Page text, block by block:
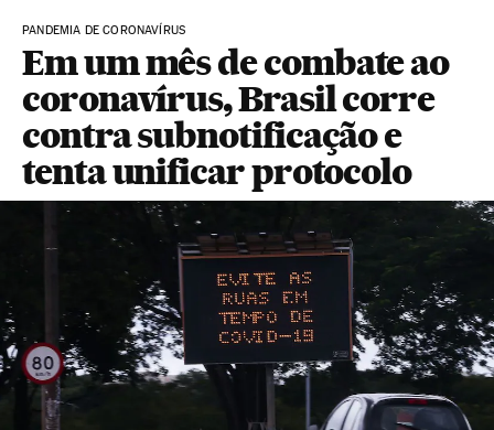
PANDEMIA DE CORONAVÍRUS
Em um mês de combate ao
coronavírus, Brasil corre
contra subnotificação e
tenta unificar protocolo